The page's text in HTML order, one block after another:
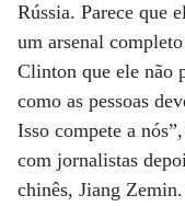
Rússia. Parece que
um arsenal
Clinton que ele não
como as pessoas
Isso compete a
com jornalistas
chinês, Jiang